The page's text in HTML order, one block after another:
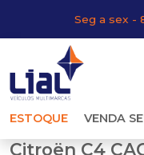
Seg a sex -
ESTOQUE VENDA
Citroën C4